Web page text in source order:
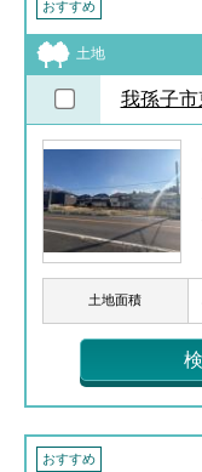
おすすめ
土地
我孫子市
土地面積
おすすめ